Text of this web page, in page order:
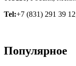
Tel:+7 (831) 291 39
Популярное